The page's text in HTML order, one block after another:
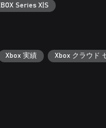
Series X|S
Xbox 実績 Xbox クラウド